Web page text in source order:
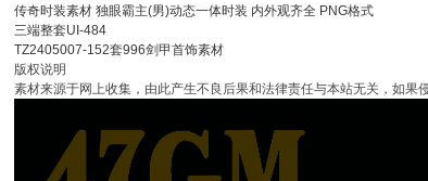
传奇时装素材 独眼霸主(男)动态一体时装 内外观齐全 PNG格式
三端整套UI-484
TZ2405007-152套996剑甲首饰素材
版权说明
素材来源于网上收集，由此产生不良后果和法律责任与本站无关，如